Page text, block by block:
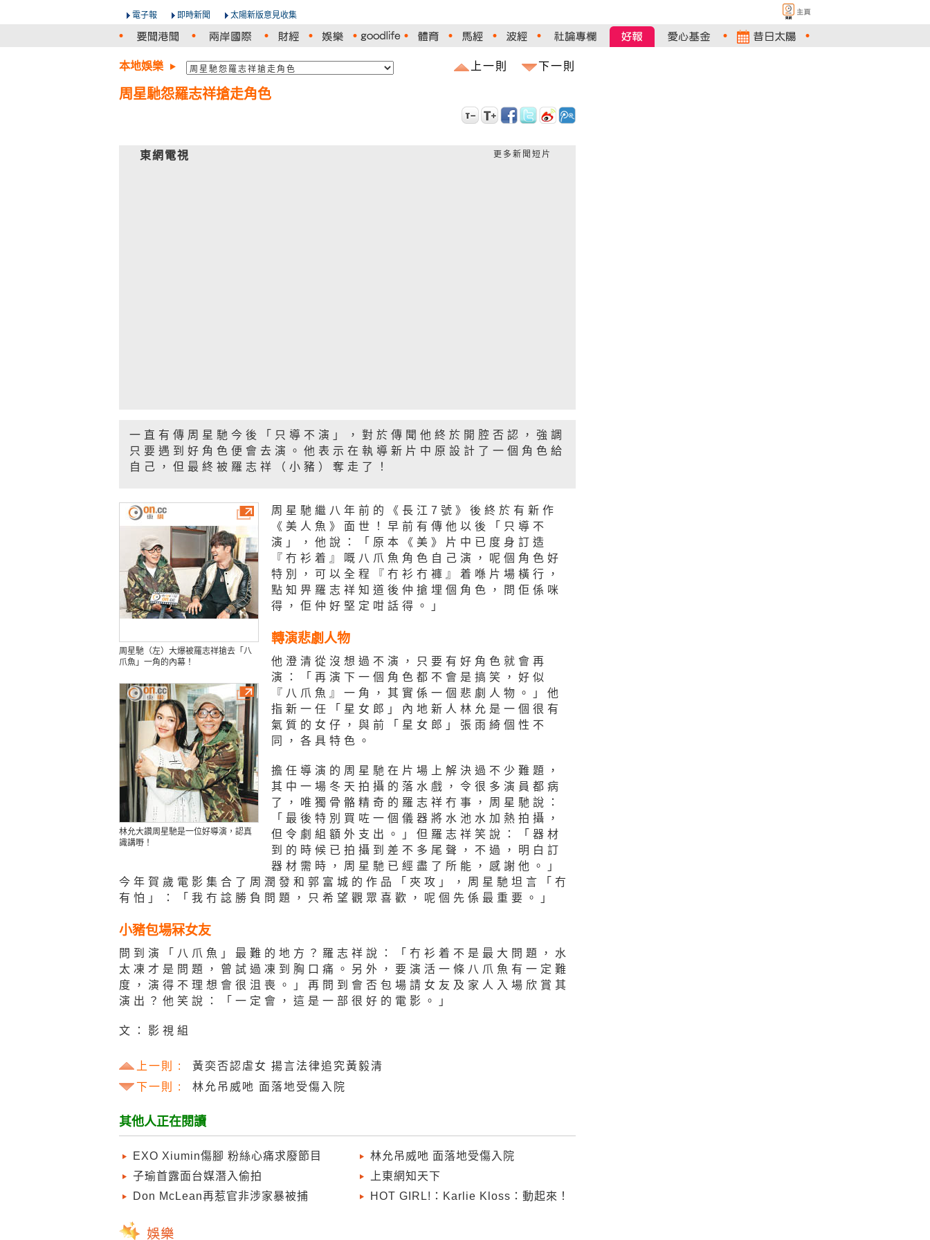
電子報 即時新聞 太陽新版意見收集
本地娛樂 上一則 下一則
周星馳怨羅志祥搶走角色
東網電視 更多新聞短片
一直有傳周星馳今後「只導不演」，對於傳聞他終於開腔否認，強調
只要遇到好角色便會去演。他表示在執導新片中原設計了一個角色給
自己，但最終被羅志祥（小豬）奪走了！
周星馳（左）大爆被羅志祥搶去「八
爪魚」一角的內幕！
林允大讚周星馳是一位好導演，認真
識講嘢！
周星馳繼八年前的《長江7號》後終於有新作
《美人魚》面世！早前有傳他以後「只導不
演」，他說：「原本《美》片中已度身訂造
『冇衫着』嘅八爪魚角色自己演，呢個角色好
特別，可以全程『冇衫冇褲』着喺片場橫行，
點知畀羅志祥知道後仲搶埋個角色，問佢係咪
得，佢仲好堅定咁話得。」
轉演悲劇人物
他澄清從沒想過不演，只要有好角色就會再
演：「再演下一個角色都不會是搞笑，好似
『八爪魚』一角，其實係一個悲劇人物。」他
指新一任「星女郎」內地新人林允是一個很有
氣質的女仔，與前「星女郎」張雨綺個性不
同，各具特色。
擔任導演的周星馳在片場上解決過不少難題，
其中一場冬天拍攝的落水戲，令很多演員都病
了，唯獨骨骼精奇的羅志祥冇事，周星馳說：
「最後特別買咗一個儀器將水池水加熱拍攝，
但令劇組額外支出。」但羅志祥笑說：「器材
到的時候已拍攝到差不多尾聲，不過，明白訂
器材需時，周星馳已經盡了所能，感謝他。」
今年賀歲電影集合了周潤發和郭富城的作品「夾攻」，周星馳坦言「冇
有怕」：「我冇諗勝負問題，只希望觀眾喜歡，呢個先係最重要。」
小豬包場冧女友
問到演「八爪魚」最難的地方？羅志祥說：「冇衫着不是最大問題，水
太凍才是問題，曾試過凍到胸口痛。另外，要演活一條八爪魚有一定難
度，演得不理想會很沮喪。」再問到會否包場請女友及家人入場欣賞其
演出？他笑說：「一定會，這是一部很好的電影。」
文：影視組
上一則 :
黃奕否認虐女 揚言法律追究黃毅清
下一則 :
林允吊威吔 面落地受傷入院
其他人正在閱讀
EXO Xiumin傷腳 粉絲心痛求廢節目
子瑜首露面台媒潛入偷拍
Don McLean再惹官非涉家暴被捕
林允吊威吔 面落地受傷入院
上東網知天下
HOT GIRL!：Karlie Kloss：動起來！